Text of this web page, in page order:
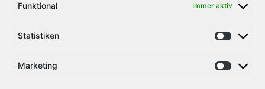
Funktional Immer aktiv
Statistiken
Marketing
Eishockey mit Herz und Leidenschaft. Seit 1992.